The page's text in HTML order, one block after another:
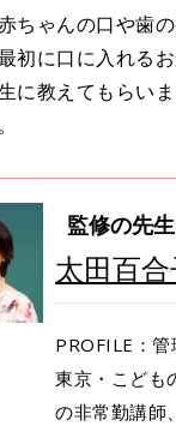
ちゃんの口や歯
初に口に入れる
に教えてもらい
監修の先生
太田百
PROFILE：
東京・こども
の非常勤講師